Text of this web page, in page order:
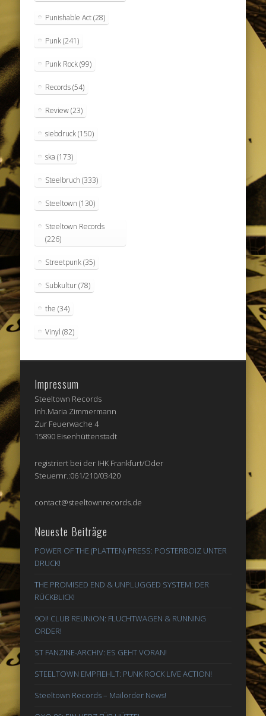
Punishable Act(28)
Punk(241)
Punk Rock(99)
Records(54)
Review(23)
siebdruck(150)
ska (173)
Steelbruch (333)
Steeltown (130)
Steeltown Records
(226)
Streetpunk(35)
Subkultur(78)
the (34)
Vinyl (82)
Impressum
Steeltown Records
Inh.Maria Zimmermann
Zur Feuerwache 4
15890 Eisenhüttenstadt
registriert bei der IHK Frankfurt/Oder
Steuernr.:061/210/03420
contact@steeltownrecords.de
Neueste Beiträge
POWER OF THE (PLATTEN) PRESS: POSTERBOIZ UNTER
DRUCK!
THE PROMISED END & UNPLUGGED SYSTEM: DER
RÜCKBLICK!
9Oi! CLUB REUNION: FLUCHTWAGEN & RUNNING
ORDER!
ST FANZINE-ARCHIV: ES GEHT VORAN!
STEELTOWN EMPFIEHLT: PUNK ROCK LIVE ACTION!
Steeltown Records – Mailorder News!